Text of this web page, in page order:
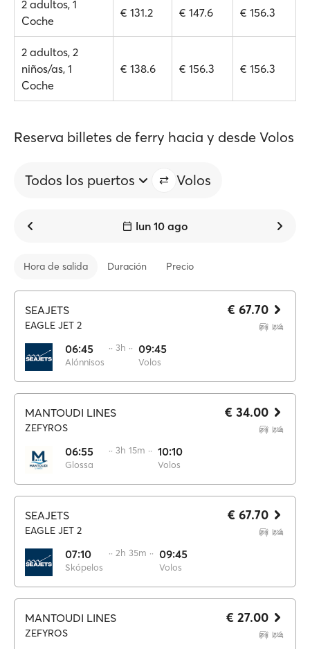
2 adultos, 1
Coche
€ 131.2 € 147.6 € 156.3
2 adultos, 2
niños/as, 1
Coche
€ 138.6 € 156.3 € 156.3
Reserva billetes de ferry hacia y desde Volos
Todos los puertos Volos
lun 10 ago
Hora de salida Duración Precio
SEAJETS
EAGLE JET 2
06:45
Alónnisos
·· 3h ·· 09:45
Volos
€ 67.70
MANTOUDI LINES
ZEFYROS
06:55
Glossa
·· 3h 15m ·· 10:10
Volos
€ 34.00
SEAJETS
EAGLE JET 2
07:10
Skópelos
·· 2h 35m ·· 09:45
Volos
€ 67.70
MANTOUDI LINES
ZEFYROS
€ 27.00